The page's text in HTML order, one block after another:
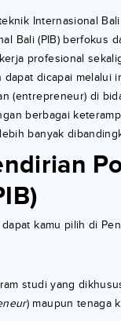
Internasional
Bali (PIB) berfokus
profesional
dicapai melalui
(entrepreneur) di
berbagai
banyak
kamu pilih di
studi yang
) maupun tenaga